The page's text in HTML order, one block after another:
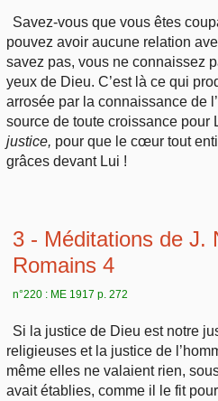
Savez-vous que vous êtes
pouvez avoir aucune relation
savez pas, vous ne connaissez
yeux de Dieu. C’est là ce qui
arrosée par la connaissance de
source de toute croissance pour
justice, pour que le cœur tout
grâces devant Lui !
3 - Méditations de
Romains 4
n°220 : ME 1917 p. 272
Si la justice de Dieu est notre
religieuses et la justice de
même elles ne valaient rien,
avait établies, comme il le fit